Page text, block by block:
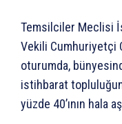
Temsilciler Meclisi
Vekili Cumhuriyetçi
oturumda,
istihbarat
yüzde 40’ının hala